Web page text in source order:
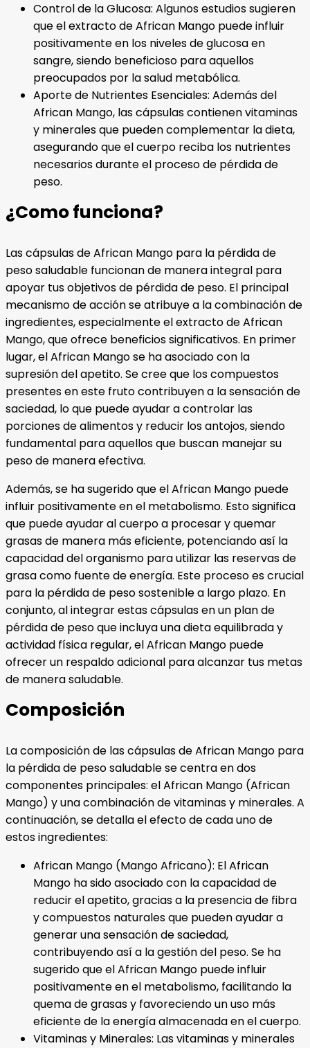
Control de la Glucosa: Algunos estudios sugieren
que el extracto de African Mango puede influir
positivamente en los niveles de glucosa en
sangre, siendo beneficioso para aquellos
preocupados por la salud metabólica.
Aporte de Nutrientes Esenciales: Además del
African Mango, las cápsulas contienen vitaminas
y minerales que pueden complementar la dieta,
asegurando que el cuerpo reciba los nutrientes
necesarios durante el proceso de pérdida de
peso.
¿Como funciona?
Las cápsulas de African Mango para la pérdida de
peso saludable funcionan de manera integral para
apoyar tus objetivos de pérdida de peso. El principal
mecanismo de acción se atribuye a la combinación de
ingredientes, especialmente el extracto de African
Mango, que ofrece beneficios significativos. En primer
lugar, el African Mango se ha asociado con la
supresión del apetito. Se cree que los compuestos
presentes en este fruto contribuyen a la sensación de
saciedad, lo que puede ayudar a controlar las
porciones de alimentos y reducir los antojos, siendo
fundamental para aquellos que buscan manejar su
peso de manera efectiva.
Además, se ha sugerido que el African Mango puede
influir positivamente en el metabolismo. Esto significa
que puede ayudar al cuerpo a procesar y quemar
grasas de manera más eficiente, potenciando así la
capacidad del organismo para utilizar las reservas de
grasa como fuente de energía. Este proceso es crucial
para la pérdida de peso sostenible a largo plazo. En
conjunto, al integrar estas cápsulas en un plan de
pérdida de peso que incluya una dieta equilibrada y
actividad física regular, el African Mango puede
ofrecer un respaldo adicional para alcanzar tus metas
de manera saludable.
Composición
La composición de las cápsulas de African Mango para
la pérdida de peso saludable se centra en dos
componentes principales: el African Mango (African
Mango) y una combinación de vitaminas y minerales. A
continuación, se detalla el efecto de cada uno de
estos ingredientes:
African Mango (Mango Africano): El African
Mango ha sido asociado con la capacidad de
reducir el apetito, gracias a la presencia de fibra
y compuestos naturales que pueden ayudar a
generar una sensación de saciedad,
contribuyendo así a la gestión del peso. Se ha
sugerido que el African Mango puede influir
positivamente en el metabolismo, facilitando la
quema de grasas y favoreciendo un uso más
eficiente de la energía almacenada en el cuerpo.
Vitaminas y Minerales: Las vitaminas y minerales